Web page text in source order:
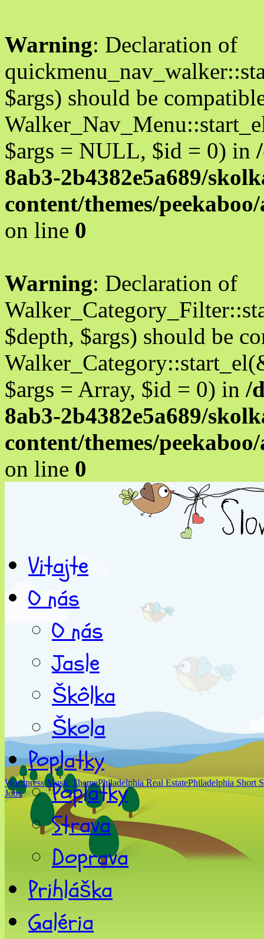
Warning: Declaration of
$args) should be
$args = NULL, $id = 0) in
8ab3-2b4382e5a689/
content/themes/
on line 0
Warning: Declaration of
$depth, $args) should be
$args = Array, $id = 0) in /
8ab3-2b4382e5a689/
content/themes/
on line 0
Vitajte
O nás
O nás
Jasle
Škôlka
Škola
Poplatky
Poplatky
Strava
Doprava
Prihláška
Galéria
Wordpress Music ThemePhiladelphia Real EstatePhiladelphia Short
Jobs